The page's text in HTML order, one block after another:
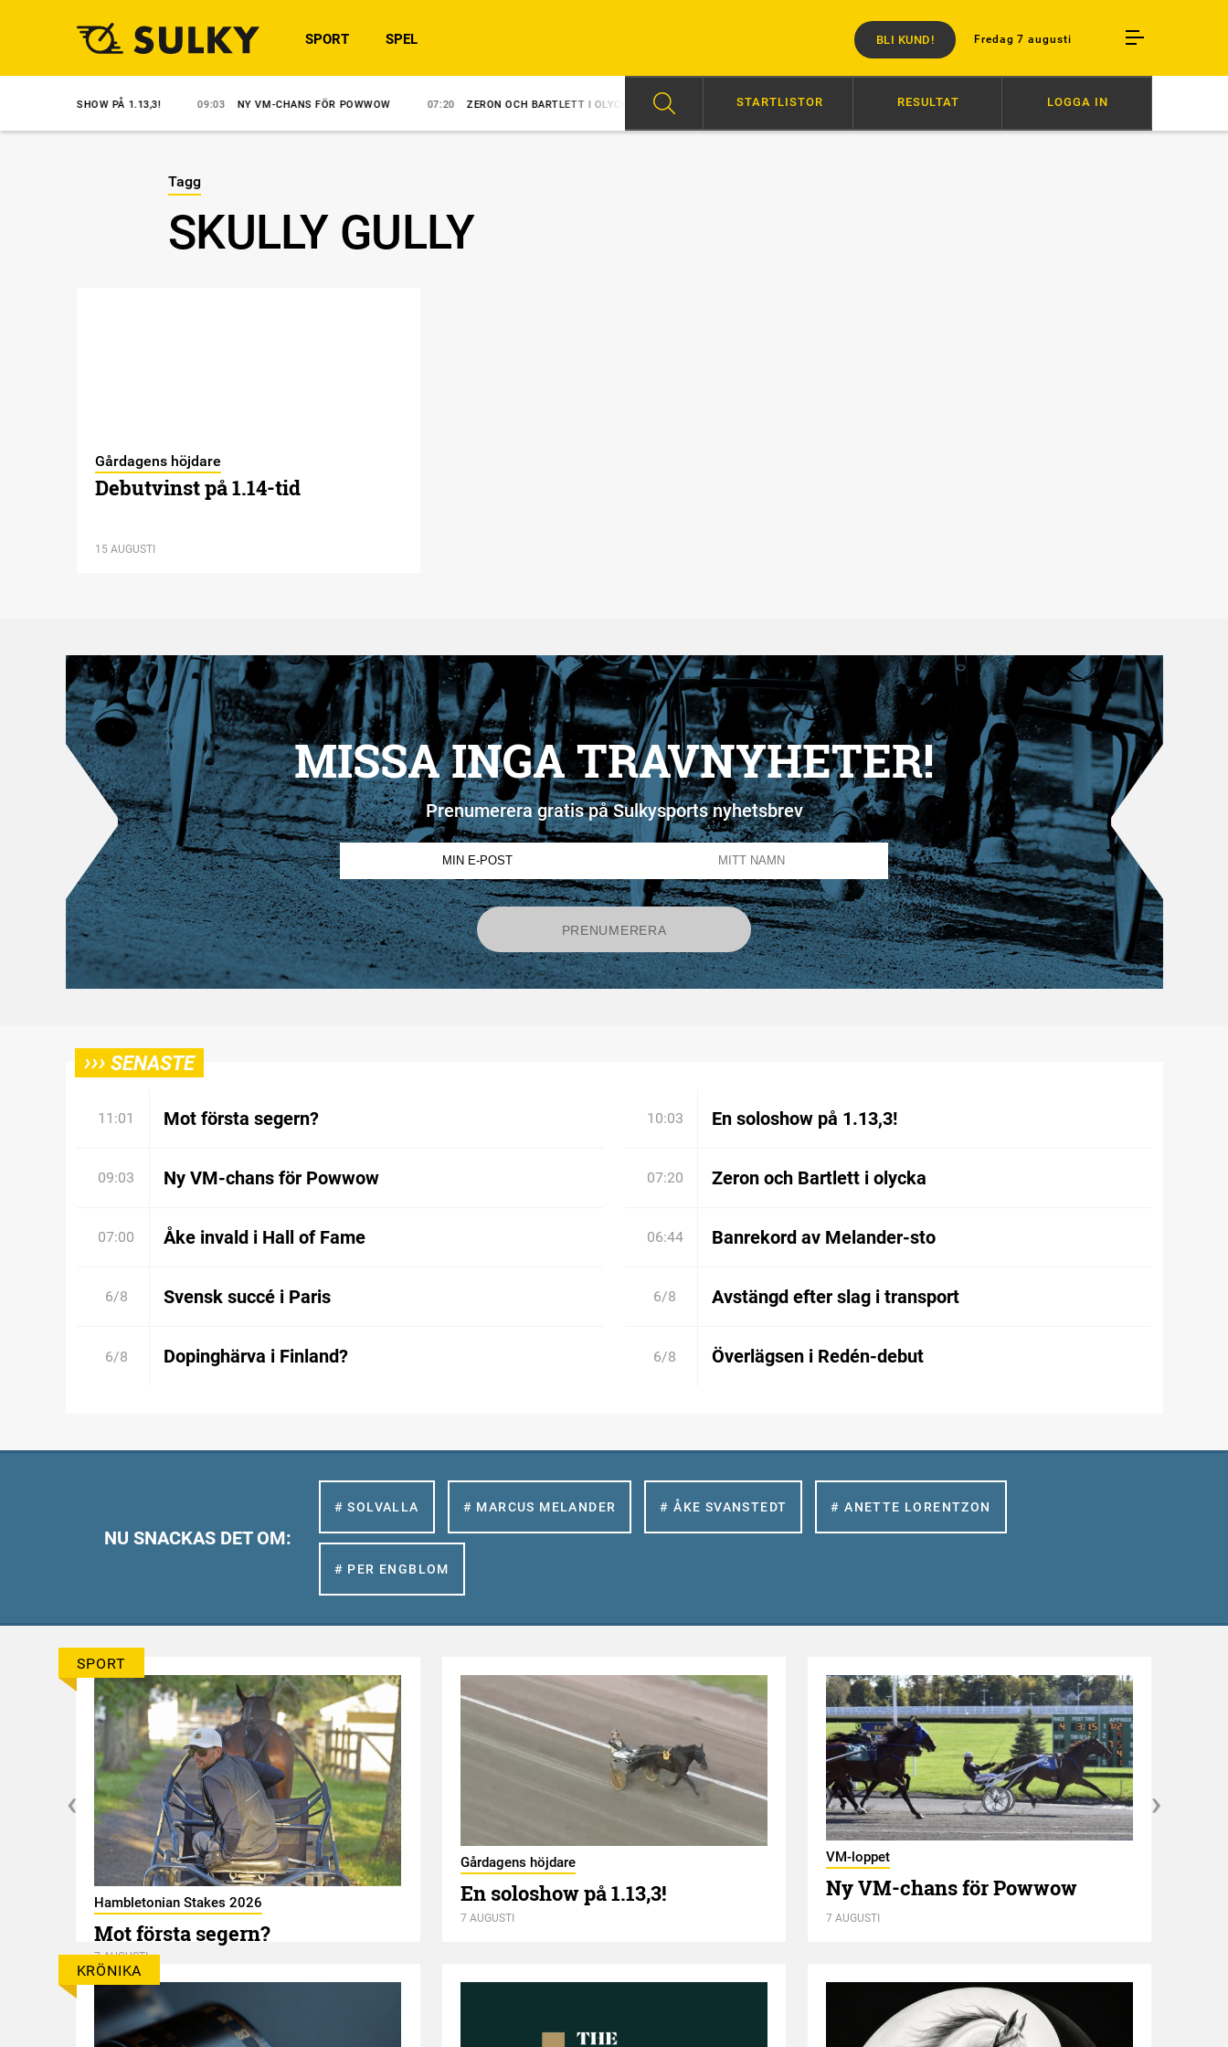
Fredag 7 augusti
SPORT SPEL BLI KUND!
PÅ 1.13,3! 09:03 NY VM-CHANS FÖR POWWOW 07:20 ZERON OCH BARTLETT I OLYCKA ÅKE INVALD I HALL OF FAME MOT FÖRSTA SEGERN? 10:03 EN SOLOSHOW PÅ 1.13,3!
STARTLISTOR RESULTAT LOGGA IN
Tagg
SKULLY GULLY
Gårdagens höjdare
Debutvinst på 1.14-tid
15 AUGUSTI
MISSA INGA TRAVNYHETER!
Prenumerera gratis på Sulkysports nyhetsbrev
››› SENASTE
11:01 Mot första segern? 10:03 En soloshow på 1.13,3!
09:03 Ny VM-chans för Powwow 07:20 Zeron och Bartlett i olycka
07:00 Åke invald i Hall of Fame 06:44 Banrekord av Melander-sto
6/8 Svensk succé i Paris 6/8 Avstängd efter slag i transport
6/8 Dopinghärva i Finland? 6/8 Överlägsen i Redén-debut
NU SNACKAS DET OM:
# SOLVALLA # MARCUS MELANDER # ÅKE SVANSTEDT # ANETTE LORENTZON
# PER ENGBLOM
SPORT
Hambletonian Stakes 2026
Mot första segern?
7 AUGUSTI
Gårdagens höjdare
En soloshow på 1.13,3!
7 AUGUSTI
VM-loppet
Ny VM-chans för Powwow
7 AUGUSTI
KRÖNIKA